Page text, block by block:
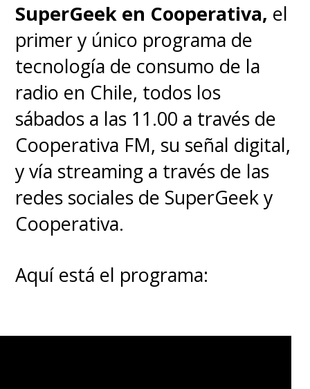
SuperGeek en Cooperativa, el
primer y único programa de
tecnología de consumo de la
radio en Chile, todos los
sábados a las 11.00 a través de
Cooperativa FM, su señal digital,
y vía streaming a través de las
redes sociales de SuperGeek y
Cooperativa.
Aquí está el programa: